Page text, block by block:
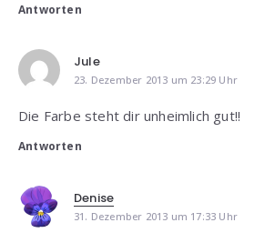
Antworten
Jule
23. Dezember 2013 um 23:29 Uhr
Die Farbe steht dir unheimlich gut!!
Antworten
Denise
31. Dezember 2013 um 17:33 Uhr